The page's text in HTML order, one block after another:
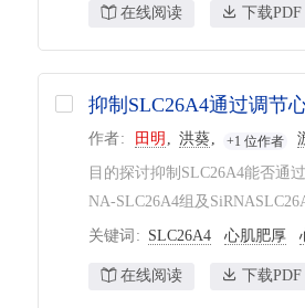
在线阅读 下载PDF
抑制SLC26A4通过调节
作者 田明 洪葵 +1 位作者
目的探讨抑制SLC26A4能否通
NA-SLC26A4组及
关键词 SLC26A4 心肌肥厚
在线阅读 下载PDF